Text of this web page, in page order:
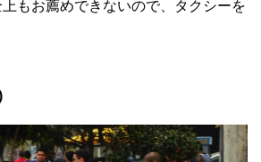
もお薦めできないので、タクシーを